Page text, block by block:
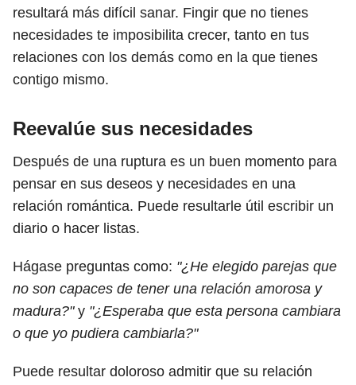
resultará más difícil sanar. Fingir que no tienes
necesidades te imposibilita crecer, tanto en tus
relaciones con los demás como en la que tienes
contigo mismo.
Reevalúe sus necesidades
Después de una ruptura es un buen momento para
pensar en sus deseos y necesidades en una
relación romántica. Puede resultarle útil escribir un
diario o hacer listas.
Hágase preguntas como: "¿He elegido parejas que
no son capaces de tener una relación amorosa y
madura?" y "¿Esperaba que esta persona cambiara
o que yo pudiera cambiarla?"
Puede resultar doloroso admitir que su relación